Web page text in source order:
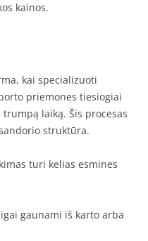
kainos.
kai specializuoti
priemones tiesiogiai
laiką. Šis procesas
struktūra.
turi kelias esmines
gaunami iš karto arba